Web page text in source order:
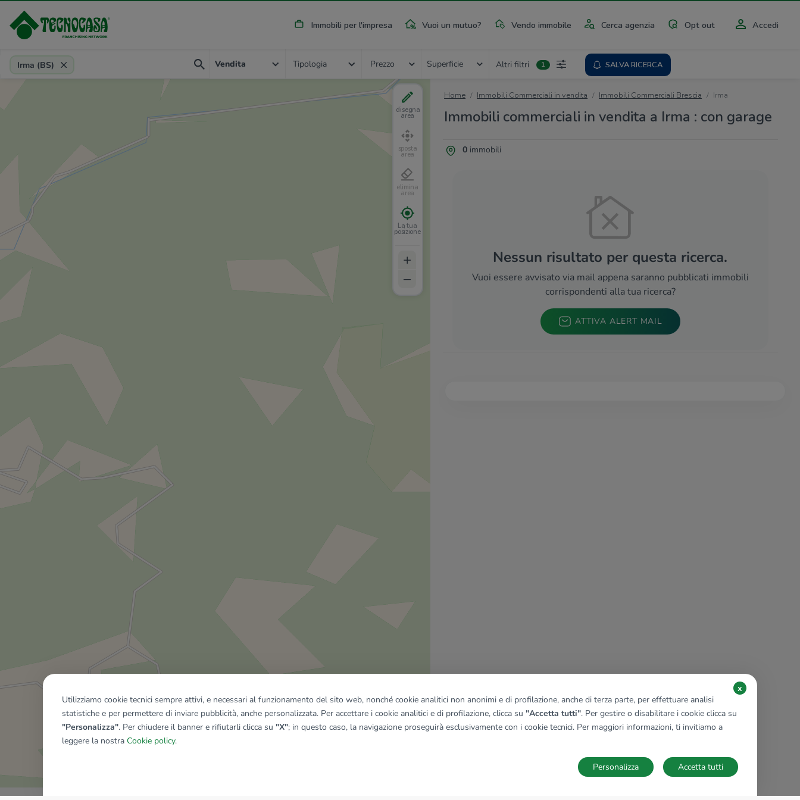
Immobili per l'impresa Vuoi un mutuo? Vendo immobile Cerca agenzia Opt out Accedi
Provincia, comune, zona, riferimento
Irma (BS) Vendita Tipologia Prezzo Superficie Altri filtri 1 SALVA RICERCA
Home Immobili Commerciali in vendita Immobili Commerciali Brescia Irma
Immobili commerciali in vendita a Irma : con garage
0immobili
Nessun risultato per questa ricerca.
Vuoi essere avvisato via mail appena saranno pubblicati immobili
corrispondenti alla tua ricerca?
ATTIVA ALERT MAIL
disegna
area
sposta
area
elimina
area
La tua
posizione
+
–
Mostra tutti gli immobili del riquadro
Utilizziamo cookie tecnici sempre attivi, e necessari al funzionamento del sito web, nonché cookie analitici non anonimi e di profilazione, anche di terza parte, per effettuare analisi
statistiche e per permettere di inviare pubblicità, anche personalizzata. Per accettare i cookie analitici e di profilazione, clicca su "Accetta tutti". Per gestire o disabilitare i cookie clicca su
"Personalizza". Per chiudere il banner e rifiutarli clicca su "X"; in questo caso, la navigazione proseguirà esclusivamente con i cookie tecnici. Per maggiori informazioni, ti invitiamo a
leggere la nostra Cookie policy.
x
Accetta tutti
Personalizza